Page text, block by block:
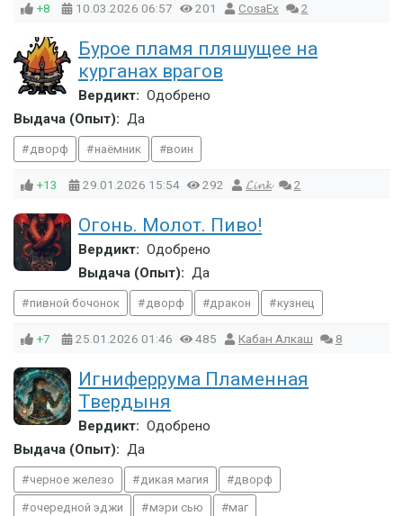
+8 10.03.2026 06:57 201 CosaEx 2
Бурое пламя пляшущее на
курганах врагов
Вердикт: Одобрено
Выдача (Опыт): Да
дворф наёмник воин
+13 29.01.2026 15:54 292 𝓛𝓲𝓷𝓴 2
Огонь. Молот. Пиво!
Вердикт: Одобрено
Выдача (Опыт): Да
пивной бочонок дворф дракон кузнец
+7 25.01.2026 01:46 485 Кабан Алкаш 8
Игниферрума Пламенная
Твердыня
Вердикт: Одобрено
Выдача (Опыт): Да
черное железо дикая магия дворф
очередной эджи мэри сью маг